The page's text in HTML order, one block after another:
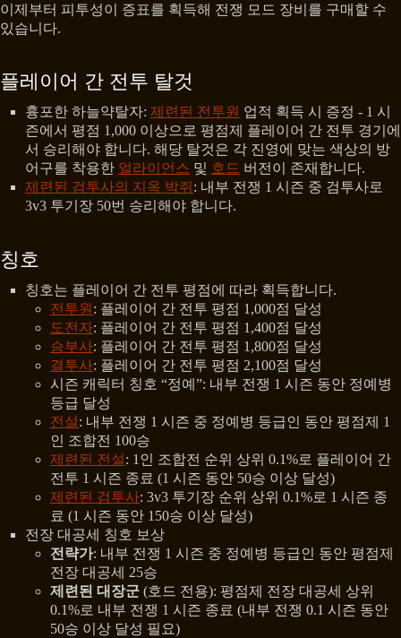
이제부터 피투성이 증표를 획득해 전쟁 모드 장비를 구매할 수
있습니다.
플레이어 간 전투 탈것
흉포한 하늘약탈자: 제련된 전투원 업적 획득 시 증정 - 1 시
즌에서 평점 1,000 이상으로 평점제 플레이어 간 전투 경기에
서 승리해야 합니다. 해당 탈것은 각 진영에 맞는 색상의 방
어구를 착용한 얼라이언스 및 호드 버전이 존재합니다.
제련된 검투사의 지옥 박쥐 : 내부 전쟁 1 시즌 중 검투사로
3v3 투기장 50번 승리해야 합니다.
칭호
칭호는 플레이어 간 전투 평점에 따라 획득합니다.
전투원 : 플레이어 간 전투 평점 1,000점 달성
도전자: 플레이어 간 전투 평점 1,400점 달성
승부사: 플레이어 간 전투 평점 1,800점 달성
결투사: 플레이어 간 전투 평점 2,100점 달성
시즌 캐릭터 칭호 “정예”: 내부 전쟁 1 시즌 동안 정예병
등급 달성
전설: 내부 전쟁 1 시즌 중 정예병 등급인 동안 평점제 1
인 조합전 100승
제련된 전설: 1인 조합전 순위 상위 0.1%로 플레이어 간
전투 1 시즌 종료 (1 시즌 동안 50승 이상 달성)
제련된 검투사: 3v3 투기장 순위 상위 0.1%로 1 시즌 종
료 (1 시즌 동안 150승 이상 달성)
전장 대공세 칭호 보상
전략가: 내부 전쟁 1 시즌 중 정예병 등급인 동안 평점제
전장 대공세 25승
제련된 대장군 (호드 전용): 평점제 전장 대공세 상위
0.1%로 내부 전쟁 1 시즌 종료 (내부 전쟁 0.1 시즌 동안
50승 이상 달성 필요)